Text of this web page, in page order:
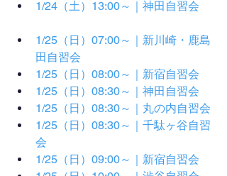
1/24（土）13:00～｜神田自習会
1/25（日）07:00～｜新川崎・鹿島
田自習会
1/25（日）08:00～｜新宿自習会
1/25（日）08:30～｜神田自習会
1/25（日）08:30～｜丸の内自習会
1/25（日）08:30～｜千駄ヶ谷自習
会
1/25（日）09:00～｜新宿自習会